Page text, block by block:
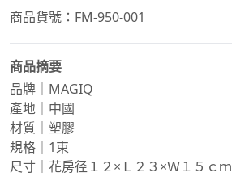
商品貨號：FM-950-001
商品摘要
品牌｜MAGIQ
產地｜中國
材質｜塑膠
規格｜1束
尺寸｜花房径１２×Ｌ２３×Ｗ１５ｃｍ